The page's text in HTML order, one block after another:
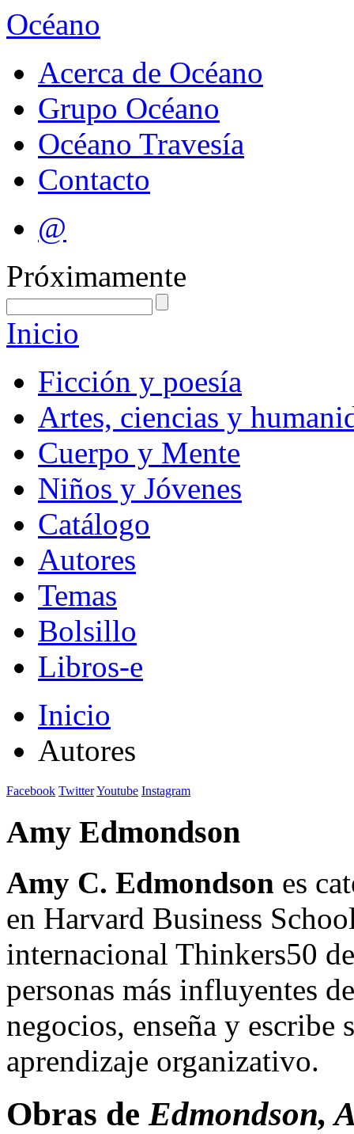
Océano
Acerca de Océano
Grupo Océano
Océano Travesía
Contacto
@
Próximamente
Inicio
Ficción y poesía
Artes, ciencias y
Cuerpo y Mente
Niños y Jóvenes
Catálogo
Autores
Temas
Bolsillo
Libros-e
Inicio
Autores
Facebook TwitterYoutube Instagram
Amy Edmondson
Amy C. Edmondson es
en Harvard Business
internacional Thinkers50
personas más influyentes
negocios, enseña y
aprendizaje organizativo.
Obras de Edmondson,